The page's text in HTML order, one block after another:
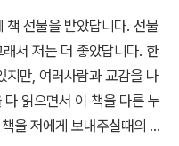
《새로운 나여, 안
책, 2005.4.25.)#Nowisthe
그리게 된 이상 1》(타카
조은세상, 2024.3.29.)《그
지 그림/편집부 옮김, 조은세
의 아이 7》(이와모토 나오/
을수도... 전 만화가 있어서
) 읽으면서 완전 뿌듯했
라리 도서관에서 대출해서
. 언젠가 원서로도 도전해
무척 놀라웠어요. 이 책을
장 큰 이유는 게을러서겠지.
서평관련 책은 사실 좀 짜증
고프게 해서.시작부터 그렇
고 클났네또 읽고 픈 책
커피 마시며 책 읽는다.그래
책 선물을 받았답니다. 선물
서 저는 더 좋았답니다. 한
지만, 여러사람과 교감을 나
읽으면서 이 책을 다른 누
을 저에게 보내주실때의 마